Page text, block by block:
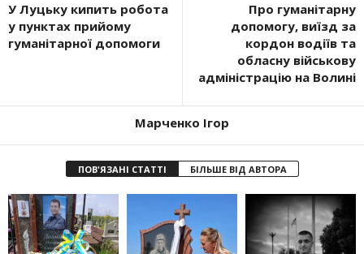
У Луцьку кипить робота
у пунктах прийому
гуманітарної допомоги
Про гуманітарну
допомогу, виїзд за
кордон водіїв та
обласну військову
адміністрацію на Волині
Марченко Ігор
ПОВ'ЯЗАНІ СТАТТІ БІЛЬШЕ ВІД АВТОРА